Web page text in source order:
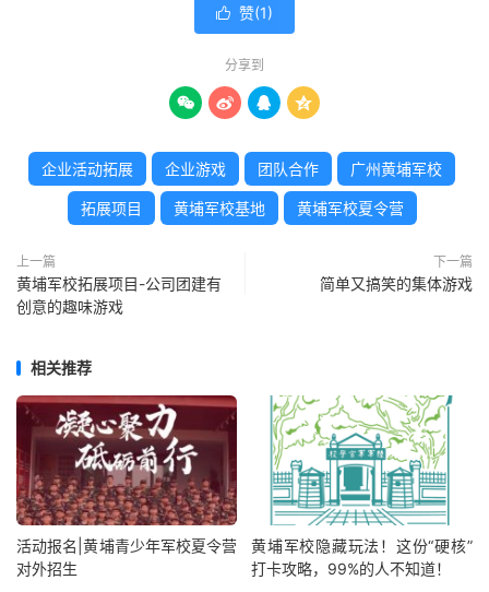
 赞(1)
分享到
   
企业活动拓展 企业游戏 团队合作 广州黄埔军校
拓展项目 黄埔军校基地 黄埔军校夏令营
上一篇
黄埔军校拓展项目-公司团建有
创意的趣味游戏
下一篇
简单又搞笑的集体游戏
相关推荐
活动报名|黄埔青少年军校夏令营
对外招生
黄埔军校隐藏玩法！这份“硬核”
打卡攻略，99%的人不知道！